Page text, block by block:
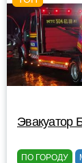
Эвакуатор
ПО ГОРОДУ